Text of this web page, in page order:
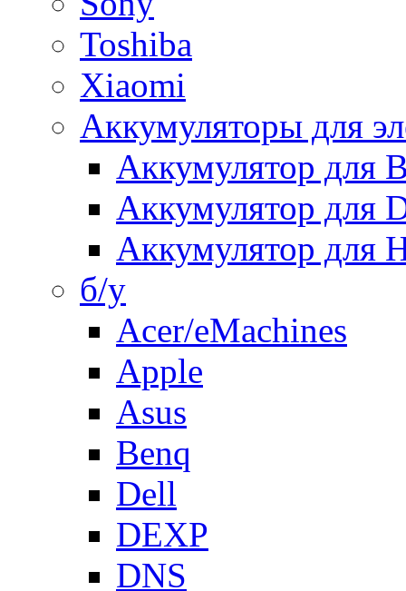
Toshiba
Xiaomi
Аккумуляторы для
Аккумулятор для
Аккумулятор для
Аккумулятор для
б/у
Acer/eMachines
Apple
Asus
Benq
Dell
DEXP
DNS